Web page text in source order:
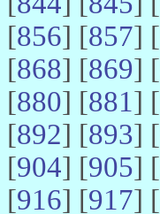
[856] [857] [
[868] [869] [
[880] [881] [
[892] [893] [
[904] [905] [
[916] [917] [